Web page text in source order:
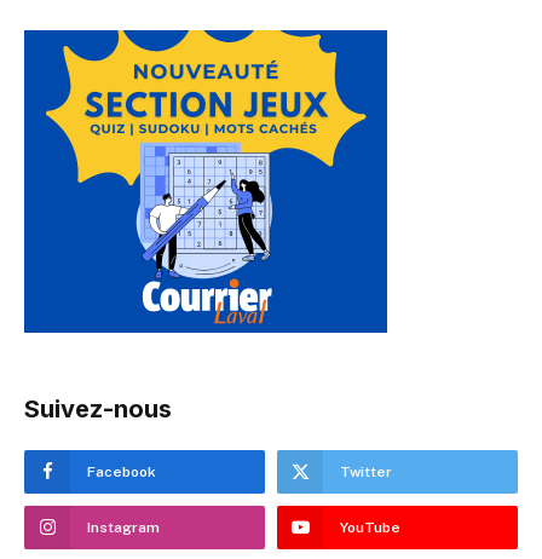
Suivez-nous
Facebook Twitter
Instagram YouTube